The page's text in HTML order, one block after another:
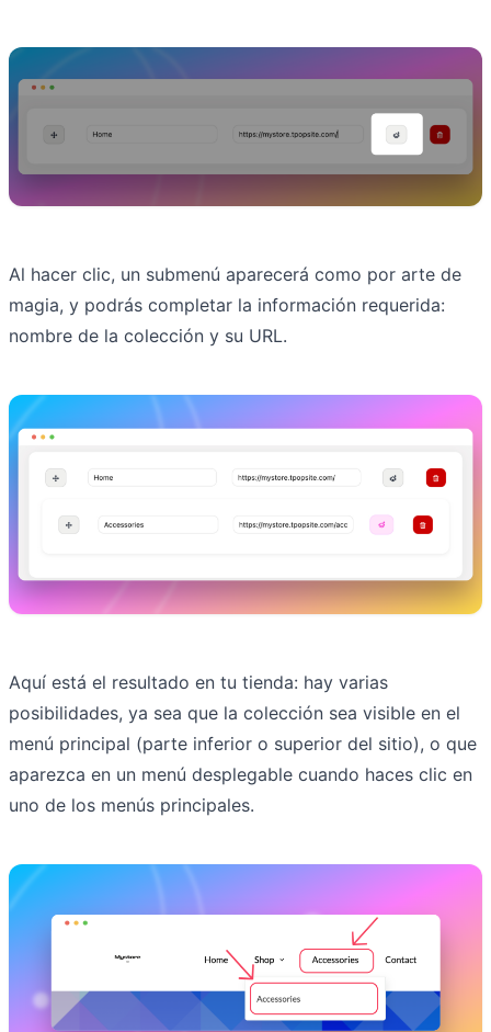
Al hacer clic, un submenú aparecerá como por arte de
magia, y podrás completar la información requerida:
nombre de la colección y su URL.
Aquí está el resultado en tu tienda: hay varias
posibilidades, ya sea que la colección sea visible en el
menú principal (parte inferior o superior del sitio), o que
aparezca en un menú desplegable cuando haces clic en
uno de los menús principales.